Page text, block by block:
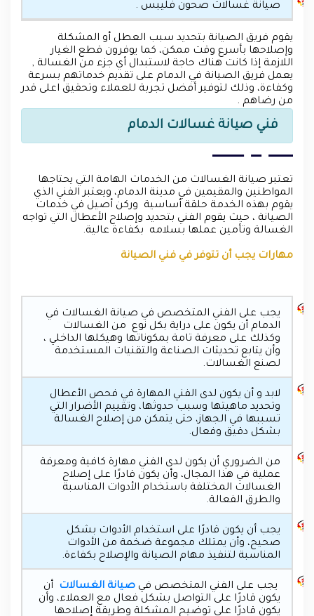
صيانة غسالات صحون فليبس .
يقوم فريق الصيانة بتحديد سبب العطل أو المشكلة
وإصلاحها بأسرع وقت ممكن، كما يوفرون قطع الغيار
اللازمة إذا كانت هناك حاجة لاستبدال أي جزء من الغسالة ,
يعمل فريق الصيانة في الدمام على تقديم خدماتهم بسرعة
وكفاءة، وذلك لتوفير أفضل تجربة للعملاء وتحقيق اعلى قدر
من رضاهم .
فني صيانة غسالات الدمام
تعتبر صيانة الغسالات من الخدمات الهامة التي يحتاجها
المواطنين والمقيمين في مدينة الدمام، ويعتبر الفني الذي
يقوم بهذه الخدمة حلقة أساسية وركن أصيل في خدمات
الصيانة ، حيث يقوم الفني بتحديد وإصلاح الأعطال التي تواجه
الغسالة وتأمين عملها بسلامه بكفاءة عالية.
مهارات يجب أن تتوفر في فني الصيانة
يجب على الفني المتخصص في صيانة الغسالات في
الدمام أن يكون على دراية بكل نوع من الغسالات
وكذلك على معرفة تامة بمكوناتها وهيكلها الداخلي ،
وأن يتابع تحديثات الصناعة والتقنيات المستخدمة
لصنع الغسالات.
لابد و أن يكون لدى الفني المهارة في فحص الأعطال
وتحديد ماهيتها وسبب حدوثها، وتقييم الأضرار التي
تسببها في الجهاز، حتى يتمكن من إصلاح الغسالة
بشكل دقيق وفعال.
من الضروري أن يكون لدى الفني مهارة كافية ومعرفة
عملية في هذا المجال، وأن يكون قادرًا على إصلاح
الغسالات المختلفة باستخدام الأدوات المناسبة
والطرق الفعالة.
يجب أن يكون قادرًا على استخدام الأدوات بشكل
صحيح، وأن يمتلك مجموعة ضخمة من الأدوات
المناسبة لتنفيذ مهام الصيانة والإصلاح بكفاءة.
يجب على الفني المتخصص في صيانة الغسالات أن
يكون قادرًا على التواصل بشكل فعال مع العملاء، وأن
يكون قادرًا على توضيح المشكلة وطريقة إصلاحها